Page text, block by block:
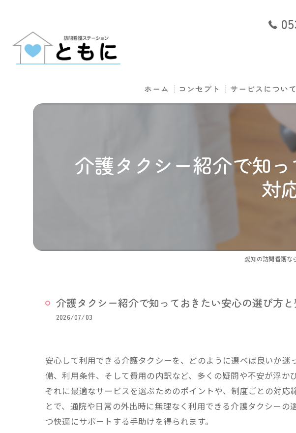
ホーム コンセプト サービスについて
ご利用の流れ
介護タクシー紹介で知
対
愛知の訪問看護な
介護タクシー紹介で知っておきたい安心の選び方
2026/07/03
安心して利用できる介護タクシーを、どのように選べば良いか
備、利用条件、そして費用の内訳など、多くの疑問や不安が浮
ぞれに最適なサービスを選ぶためのポイントや、制度ごとの対
とで、通院や日常の外出時に無理なく利用できる介護タクシー
つ快適にサポートする手助けを得られます。